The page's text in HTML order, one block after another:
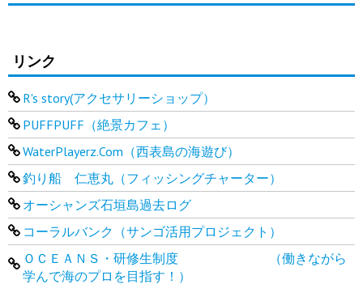
リンク
R's story(アクセサリーショップ）
PUFFPUFF（絶景カフェ）
WaterPlayerz.Com（西表島の海遊び）
釣り船 仁恵丸（フィッシングチャーター）
オーシャンズ石垣島過去ログ
コーラルバンク（サンゴ活用プロジェクト）
ＯＣＥＡＮＳ・研修生制度 （働きながら
学んで海のプロを目指す！）